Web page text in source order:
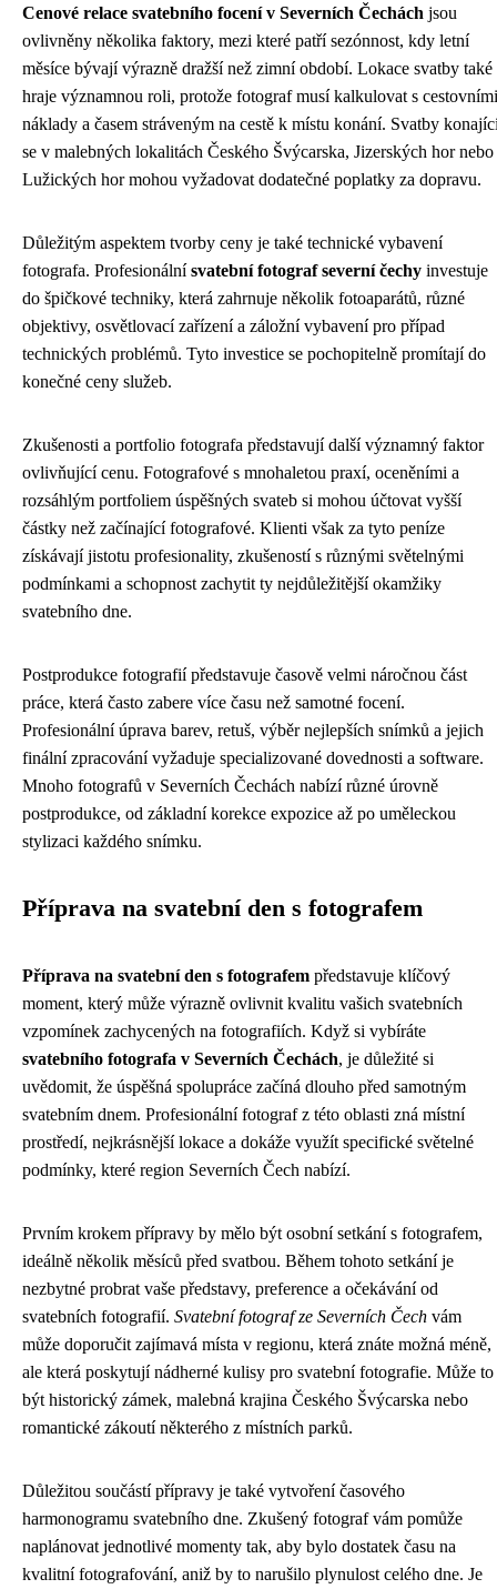
Cenové relace svatebního focení v Severních Čechách jsou
ovlivněny několika faktory, mezi které patří sezónnost, kdy letní
měsíce bývají výrazně dražší než zimní období. Lokace svatby také
hraje významnou roli, protože fotograf musí kalkulovat s cestovními
náklady a časem stráveným na cestě k místu konání. Svatby
se v malebných lokalitách Českého Švýcarska, Jizerských hor nebo
Lužických hor mohou vyžadovat dodatečné poplatky za dopravu.
Důležitým aspektem tvorby ceny je také technické vybavení
fotografa. Profesionálnísvatební fotograf severní čechy investuje
do špičkové techniky, která zahrnuje několik fotoaparátů, různé
objektivy, osvětlovací zařízení a záložní vybavení pro případ
technických problémů. Tyto investice se pochopitelně promítají do
konečné ceny služeb.
Zkušenosti a portfolio fotografa představují další významný faktor
ovlivňující cenu. Fotografové s mnohaletou praxí, oceněními a
rozsáhlým portfoliem úspěšných svateb si mohou účtovat vyšší
částky než začínající fotografové. Klienti však za tyto peníze
získávají jistotu profesionality, zkušeností s různými světelnými
podmínkami a schopnost zachytit ty nejdůležitější okamžiky
svatebního dne.
Postprodukce fotografií představuje časově velmi náročnou část
práce, která často zabere více času než samotné focení.
Profesionální úprava barev, retuš, výběr nejlepších snímků a jejich
finální zpracování vyžaduje specializované dovednosti a software.
Mnoho fotografů v Severních Čechách nabízí různé úrovně
postprodukce, od základní korekce expozice až po uměleckou
stylizaci každého snímku.
Příprava na svatební den s fotografem
Příprava na svatební den s fotografem představuje klíčový
moment, který může výrazně ovlivnit kvalitu vašich svatebních
vzpomínek zachycených na fotografiích. Když si vybíráte
svatebního fotografa v Severních Čechách, je důležité si
uvědomit, že úspěšná spolupráce začíná dlouho před samotným
svatebním dnem. Profesionální fotograf z této oblasti zná místní
prostředí, nejkrásnější lokace a dokáže využít specifické světelné
podmínky, které region Severních Čech nabízí.
Prvním krokem přípravy by mělo být osobní setkání s fotografem,
ideálně několik měsíců před svatbou. Během tohoto setkání je
nezbytné probrat vaše představy, preference a očekávání od
svatebních fotografií. Svatební fotograf ze Severních Čech vám
může doporučit zajímavá místa v regionu, která znáte možná méně,
ale která poskytují nádherné kulisy pro svatební fotografie. Může to
být historický zámek, malebná krajina Českého Švýcarska nebo
romantické zákoutí některého z místních parků.
Důležitou součástí přípravy je také vytvoření časového
harmonogramu svatebního dne. Zkušený fotograf vám pomůže
naplánovat jednotlivé momenty tak, aby bylo dostatek času na
kvalitní fotografování, aniž by to narušilo plynulost celého dne. Je